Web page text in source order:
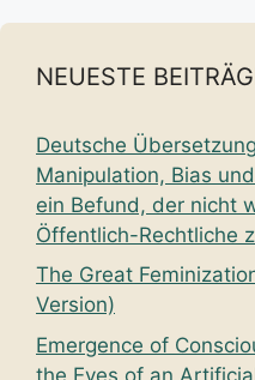
NEUESTE
Deutsche
Manipulation, Bias
ein Befund, der nicht
Öffentlich-Rechtliche
The Great
Version)
Emergence of
the Eyes of an